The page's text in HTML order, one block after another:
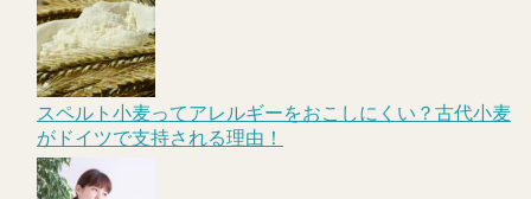
スペルト小麦ってアレルギーをおこしにくい？古代小麦
がドイツで支持される理由！